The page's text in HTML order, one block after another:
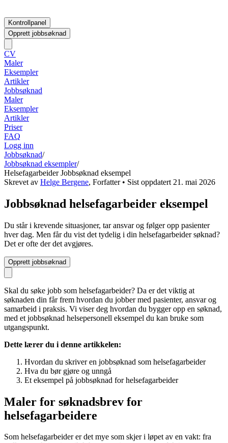
Kontrollpanel
Opprett jobbsøknad
CV
Maler
Eksempler
Artikler
Jobbsøknad
Maler
Eksempler
Artikler
Priser
FAQ
Logg inn
Jobbsøknad/
Jobbsøknad eksempler/
Helsefagarbeider Jobbsøknad eksempel
Skrevet av Helge Bergene, Forfatter• Sist oppdatert 21. mai 2026
Jobbsøknad helsefagarbeider eksempel
Du står i krevende situasjoner, tar ansvar og følger opp pasienter
hver dag. Men får du vist det tydelig i din helsefagarbeider søknad?
Det er ofte der det avgjøres.
Opprett jobbsøknad
Skal du søke jobb som helsefagarbeider? Da er det viktig at
søknaden din får frem hvordan du jobber med pasienter, ansvar og
samarbeid i praksis. Vi viser deg hvordan du bygger opp en søknad,
med et jobbsøknad helsepersonell eksempel du kan bruke som
utgangspunkt.
Dette lærer du i denne artikkelen:
Hvordan du skriver en jobbsøknad som helsefagarbeider
Hva du bør gjøre og unngå
Et eksempel på jobbsøknad for helsefagarbeider
Maler for søknadsbrev for
helsefagarbeidere
Som helsefagarbeider er det mye som skjer i løpet av en vakt: fra